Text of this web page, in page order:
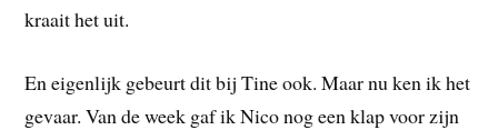
kraait het uit.
En eigenlijk gebeurt dit bij Tine ook. Maar nu ken ik het
gevaar. Van de week gaf ik Nico nog een klap voor zijn